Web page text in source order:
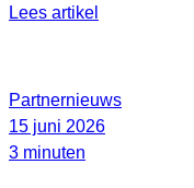
Lees artikel
Partnernieuws
15 juni 2026
3 minuten